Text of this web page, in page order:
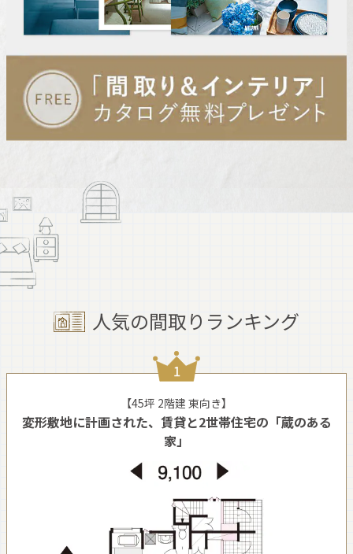
人気の間取りランキング
【45坪 2階建 東向き】
変形敷地に計画された、賃貸と2世帯住宅の「蔵のある
家」